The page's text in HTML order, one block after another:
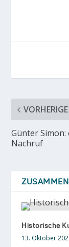
VORHERIGE
Günter Simon:
Nachruf
Historische
13. Oktober